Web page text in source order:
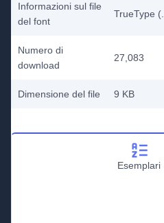
Informazioni sul file
del font
TrueType
Numero di
download
27,083
Dimensione del file 9 KB
Esemplari